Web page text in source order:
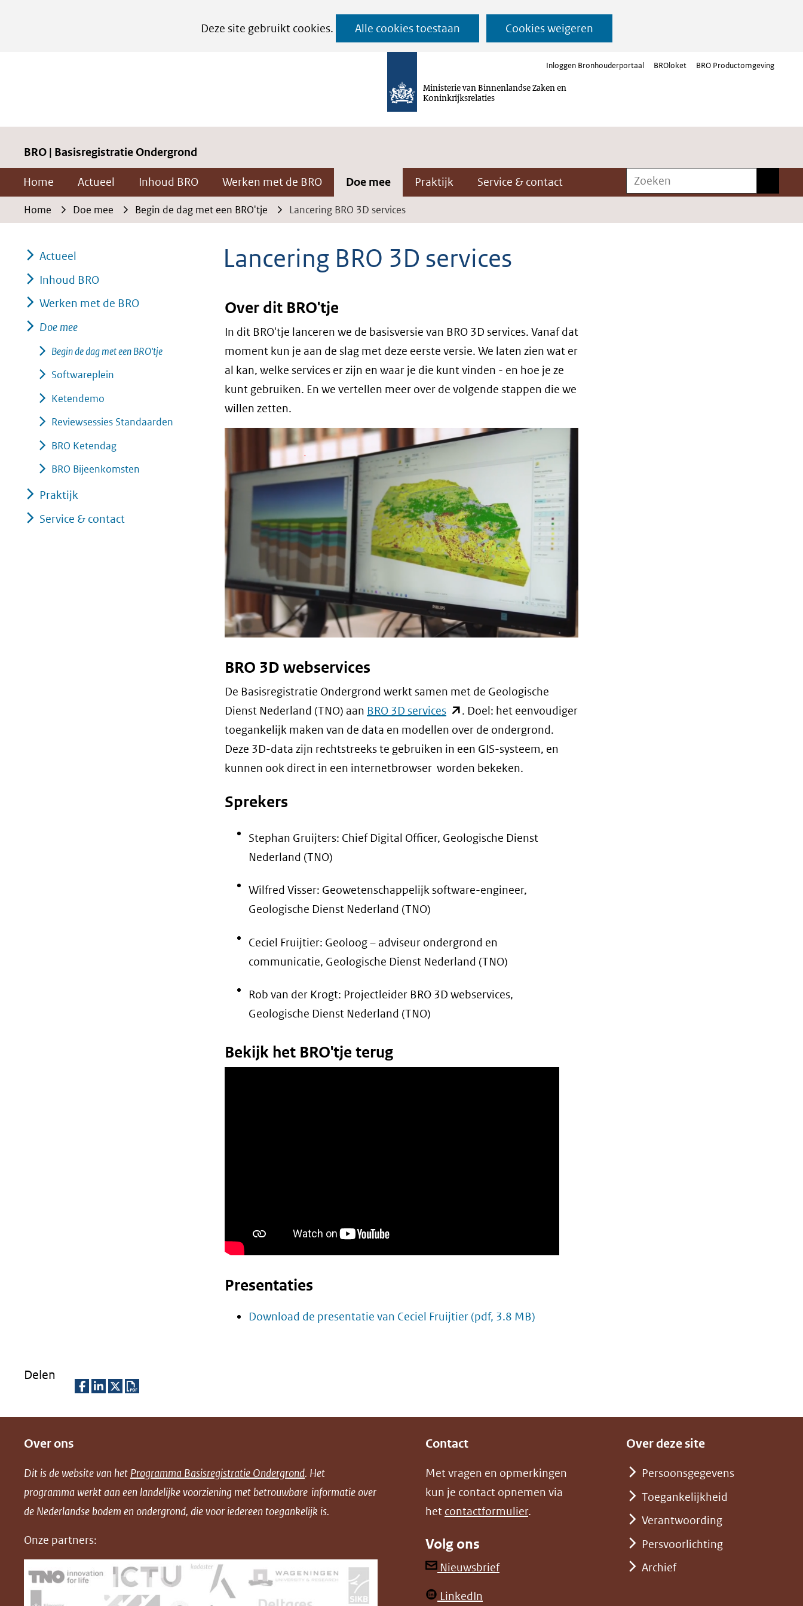
Deze site gebruikt cookies.
van
cookies
op
deze
website
worden
geweigerd.
Alle cookies toestaan Cookies weigeren
Ga
naar
de
Ministerie van Binnenlandse Zaken en
Koninkrijksrelaties
Inloggen Bronhouderportaal BROloket BRO Productomgeving
BRO | Basisregistratie Ondergrond
Home Actueel Inhoud BRO Werken met de BRO Doe mee Praktijk Service & contact Zoeken
Home Doe mee Begin de dag met een BRO'tje Lancering BRO 3D services
Lancering BRO 3D services
Over dit BRO'tje
In dit BRO'tje lanceren we de basisversie van BRO 3D services. Vanaf dat
moment kun je aan de slag met deze eerste versie. We laten zien wat er
al kan, welke services er zijn en waar je die kunt vinden - en hoe je ze
kunt gebruiken. En we vertellen meer over de volgende stappen die we
willen zetten.
BRO 3D webservices
De Basisregistratie Ondergrond werkt samen met de Geologische
Dienst Nederland (TNO) aan BRO 3D services(opent
in
nieuw
venster)
andere
. Doel: het eenvoudiger
toegankelijk maken van de data en modellen over de ondergrond.
Deze 3D-data zijn rechtstreeks te gebruiken in een GIS-systeem, en
kunnen ook direct in een internetbrowser worden bekeken.
Sprekers
Stephan Gruijters: Chief Digital Officer, Geologische Dienst
Nederland (TNO)
Wilfred Visser: Geowetenschappelijk software-engineer,
Geologische Dienst Nederland (TNO)
Ceciel Fruijtier: Geoloog – adviseur ondergrond en
communicatie, Geologische Dienst Nederland (TNO)
Rob van der Krogt: Projectleider BRO 3D webservices,
Geologische Dienst Nederland (TNO)
Bekijk het BRO'tje terug
Presentaties
Download de presentatie van Ceciel Fruijtier (pdf, 3.8 MB)
Actueel
Inhoud BRO
Werken met de BRO
Doe mee
Begin de dag met een BRO'tje
Softwareplein
Ketendemo
Reviewsessies Standaarden
BRO Ketendag
BRO Bijeenkomsten
Praktijk
Service & contact
Delen
n
o
p
c
e
n
o
p
n
n
o
p
in
nieuw
l
o
a
D
F
Over ons
Dit is de website van het Programma Basisregistratie Ondergrond. Het
programma werkt aan een landelijke voorziening met betrouwbare informatie over
de Nederlandse bodem en ondergrond, die voor iedereen toegankelijk is.
Onze partners:
Contact
Met vragen en opmerkingen
kun je contact opnemen via
het contactformulier.
Volg ons
Nieuwsbrief(opent
LinkedIn
Over deze site
Persoonsgegevens
Toegankelijkheid
Verantwoording
Persvoorlichting
Archief